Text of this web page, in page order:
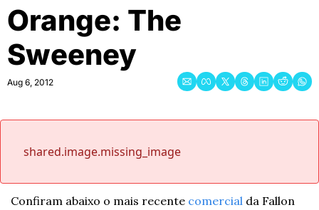
Orange: The
Sweeney
Aug 6, 2012
shared.image.missing_image
Confiram abaixo o mais recente comercial da Fallon